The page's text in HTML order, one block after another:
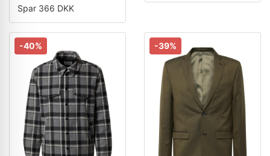
Spar 366 DKK
-40% -39%